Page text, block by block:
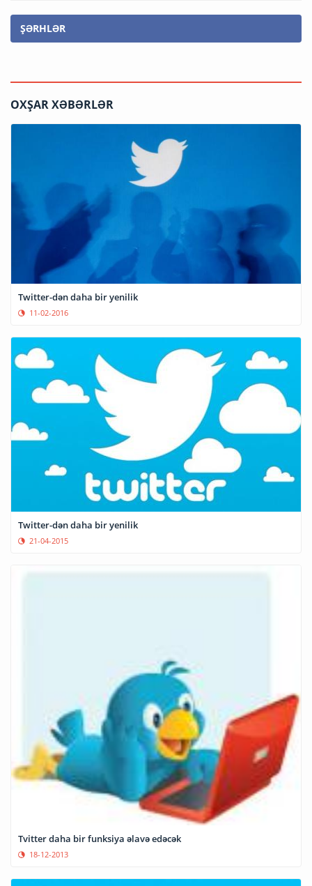
ŞƏRHLƏR
OXŞAR XƏBƏRLƏR
Twitter-dən daha bir yenilik
11-02-2016
Twitter-dən daha bir yenilik
21-04-2015
Tvitter daha bir funksiya əlavə edəcək
18-12-2013